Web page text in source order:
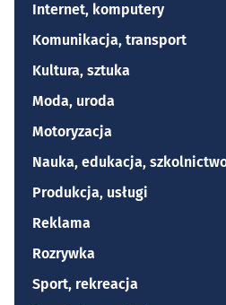
Internet, komputery
Komunikacja, transport
Kultura, sztuka
Moda, uroda
Motoryzacja
Nauka, edukacja,
Produkcja, usługi
Reklama
Rozrywka
Sport, rekreacja